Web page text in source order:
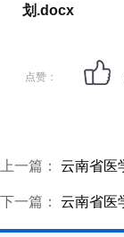
划.docx
点赞：
上一篇： 云南省医
下一篇： 云南省医